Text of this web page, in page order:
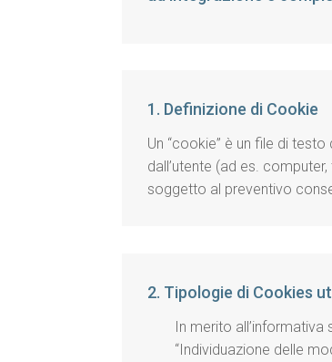
1. Definizione di Cookie
Un “cookie” è un file di
dall’utente (ad es.
soggetto al preventivo
2. Tipologie di Cookies
In merito
“Individuazione delle